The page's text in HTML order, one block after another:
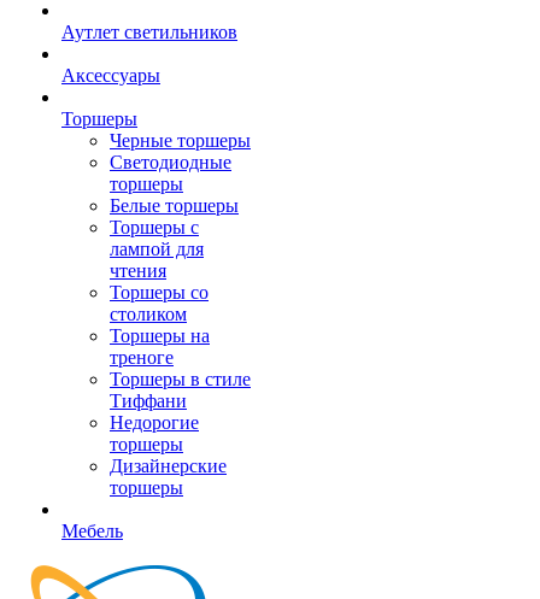
Аутлет светильников
Аксессуары
Торшеры
Черные торшеры
Светодиодные
торшеры
Белые торшеры
Торшеры с
лампой для
чтения
Торшеры со
столиком
Торшеры на
треноге
Торшеры в стиле
Тиффани
Недорогие
торшеры
Дизайнерские
торшеры
Мебель